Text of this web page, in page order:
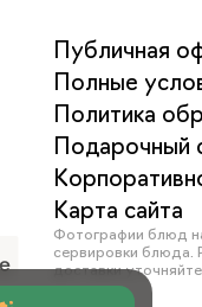
Публичная
Полные
Политика
Подарочный
Карта сайта
Фотографии блюд
сервировки блюда.
доставки